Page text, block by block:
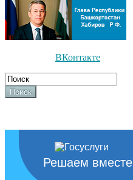
ВКонтакте
Поиск
Решаем вместе